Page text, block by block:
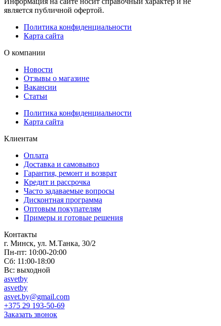
является публичной офертой.
Политика конфиденциальности
Карта сайта
О компании
Новости
Отзывы о магазине
Вакансии
Статьи
Политика конфиденциальности
Карта сайта
Клиентам
Оплата
Доставка и самовывоз
Гарантия, ремонт и возврат
Кредит и рассрочка
Часто задаваемые вопросы
Дисконтная программа
Оптовым покупателям
Примеры и готовые решения
Контакты
г. Минск, ул. М.Танка, 30/2
Пн-пт: 10:00-20:00
Сб: 11:00-18:00
Вс: выходной
asvetby
asvetby
asvet.by@gmail.com
+375 29 193-50-69
Заказать звонок